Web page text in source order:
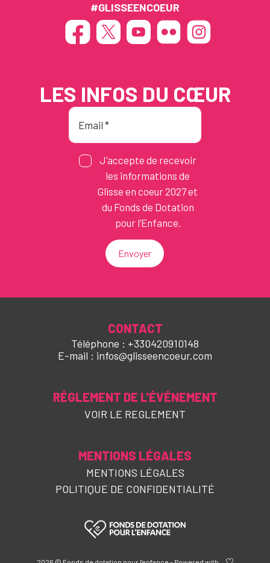
#GLISSEENCOEUR
LES INFOS DU CŒUR
J’accepte de recevoir
les informations de
Glisse en coeur 2027 et
du Fonds de Dotation
pour l’Enfance.
Envoyer
CONTACT
Téléphone : +330420910148
E-mail : infos@glisseencoeur.com
RÉGLEMENT DE L'ÉVÉNEMENT
VOIR LE REGLEMENT
MENTIONS LÉGALES
MENTIONS LÉGALES
POLITIQUE DE CONFIDENTIALITÉ